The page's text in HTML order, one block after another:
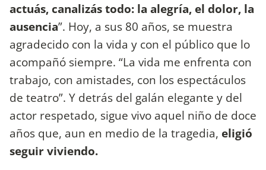
actuás, canalizás todo: la alegría, el dolor, la
ausencia”. Hoy, a sus 80 años, se muestra
agradecido con la vida y con el público que lo
acompañó siempre. “La vida me enfrenta con
trabajo, con amistades, con los espectáculos
de teatro”. Y detrás del galán elegante y del
actor respetado, sigue vivo aquel niño de doce
años que, aun en medio de la tragedia, eligió
seguir viviendo.